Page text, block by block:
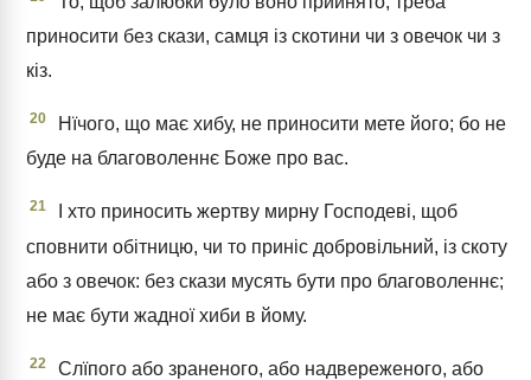
приносити без скази, самця із скотини чи з овечок чи з
кіз.
20
Нїчого, що має хибу, не приносити мете його; бо не
буде на благоволеннє Боже про вас.
21
І хто приносить жертву мирну Господеві, щоб
сповнити обітницю, чи то приніс добровільний, із скоту
або з овечок: без скази мусять бути про благоволеннє;
не має бути жадної хиби в йому.
22
Слїпого або зраненого, або надвереженого, або